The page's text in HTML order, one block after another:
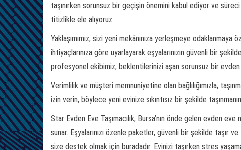
taşınırken sorunsuz bir geçişin önemini kabul ediyor ve
titizlikle ele alıyoruz.
Yaklaşımımız, sizi yeni mekânınıza yerleşmeye
ihtiyaçlarınıza göre uyarlayarak eşyalarınızın güvenli bir
profesyonel ekibimiz, beklentilerinizi aşan sorunsuz bir evden
Verimlilik ve müşteri memnuniyetine olan bağlılığımızla,
izin verin, böylece yeni evinize sıkıntısız bir şekilde
Star Evden Eve Taşımacılık, Bursa’nın önde gelen evden
sunar. Eşyalarınızı özenle paketler, güvenli bir şekilde taşır
size destek olmak için buradadır. Evinizi taşırken stres